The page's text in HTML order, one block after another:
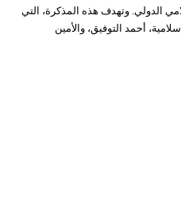
الدولي. وتهدف هذه المذكرة، التي
أحمد التوفيق، والأمين